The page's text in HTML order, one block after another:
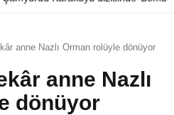
anne Nazlı Orman rolüyle dönüyor
anne Nazlı
dönüyor